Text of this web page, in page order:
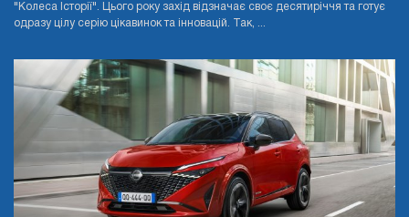
"Колеса Історії". Цього року захід відзначає своє десятиріччя та готує
одразу цілу серію цікавинок та інновацій. Так, ...